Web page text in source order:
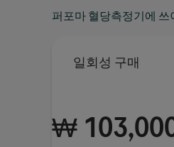
퍼포마 혈당측정기에
일회성 구매
₩